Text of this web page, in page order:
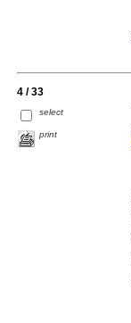
4 / 33
select
print